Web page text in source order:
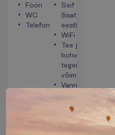
Föön
WC
Telefon
Seif
(lisatasu
eest)
WiFi
Tee ja
kohvi
tegemise
võimalus
Vann või
a
7 ööd,
06.10.2026